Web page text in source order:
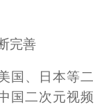
完善
国、日本等二
国二次元视频